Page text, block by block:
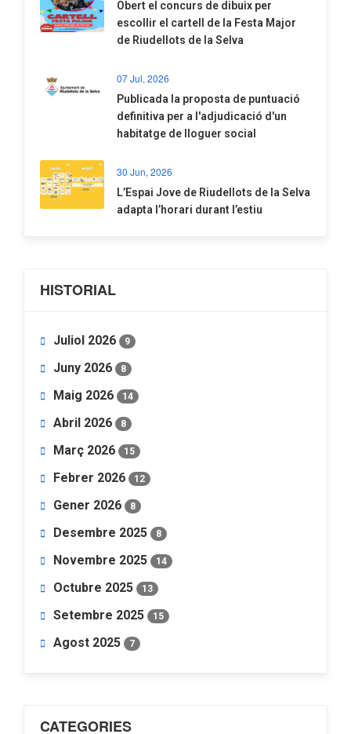
​Obert el concurs de dibuix per
escollir el cartell de la Festa Major
de Riudellots de la Selva
07 Jul, 2026
​Publicada la proposta de puntuació
definitiva per a l'adjudicació d'un
habitatge de lloguer social
30 Jun, 2026
​L’Espai Jove de Riudellots de la Selva
adapta l’horari durant l’estiu
HISTORIAL
Juliol 2026 9
Juny 2026 8
Maig 2026 14
Abril 2026 8
Març 2026 15
Febrer 2026 12
Gener 2026 8
Desembre 2025 8
Novembre 2025 14
Octubre 2025 13
Setembre 2025 15
Agost 2025 7
CATEGORIES